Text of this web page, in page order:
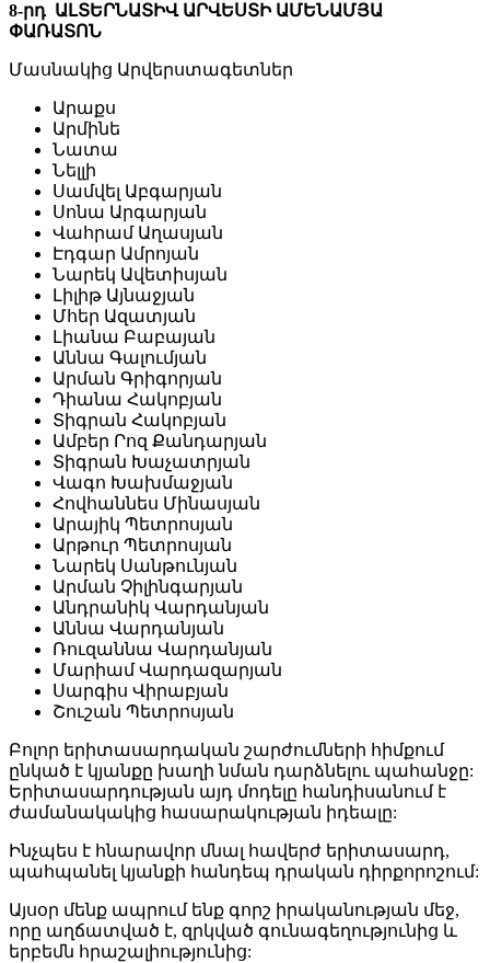
8-րդ ԱԼՏԵՐՆԱՏԻՎ ԱՐՎԵՍՏԻ ԱՄԵՆԱՄՅԱ
ՓԱՌԱՏՈՆ
Մասնակից Արվերստագետներ
Արաքս
Արմինե
Նատա
Նելլի
Սամվել Աբգարյան
Սոնա Արգարյան
Վահրամ Աղասյան
Էդգար Ամրոյան
Նարեկ Ավետիսյան
Լիլիթ Այնաջյան
Մհեր Ազատյան
Լիանա Բաբայան
Աննա Գալումյան
Արման Գրիգորյան
Դիանա Հակոբյան
Տիգրան Հակոբյան
Ամբեր Րոզ Քանդարյան
Տիգրան Խաչատրյան
Վագո Խախմաջյան
Հովհաննես Մինասյան
Արայիկ Պետրոսյան
Արթուր Պետրոսյան
Նարեկ Սանթունյան
Արման Չիլինգարյան
Անդրանիկ Վարդանյան
Աննա Վարդանյան
Ռուզաննա Վարդանյան
Մարիամ Վարդազարյան
Սարգիս Վիրաբյան
Շուշան Պետրոսյան
Բոլոր երիտասարդական շարժումների հիմքում
ընկած է կյանքը խաղի նման դարձնելու պահանջը:
Երիտասարդության այդ մոդելը հանդիսանում է
ժամանակակից հասարակության իդեալը:
Ինչպես է հնարավոր մնալ հավերժ երիտասարդ,
պահպանել կյանքի հանդեպ դրական դիրքորոշում:
Այսօր մենք ապրում ենք գորշ իրականության մեջ,
որը աղճատված է, զրկված գունագեղությունից և
երբեմն հրաշալիությունից: